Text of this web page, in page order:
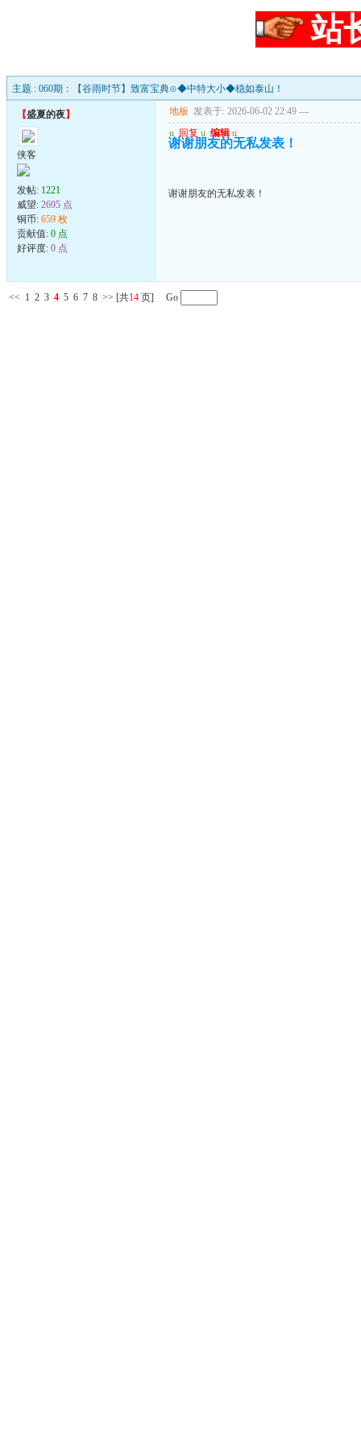
站
主题 : 060期：【谷雨时节】致富宝典⊙◆中特大小◆稳如泰山！
【盛夏的夜】
侠客
发帖: 1221
威望: 2695 点
铜币: 659 枚
贡献值: 0 点
好评度: 0 点
地板 发表于: 2026-06-02 22:49 ---
u 回复 u 编辑 u
谢谢朋友的无私发表！
谢谢朋友的无私发表！
<< 1 2 3 4 5 6 7 8 >> [共14 页] Go